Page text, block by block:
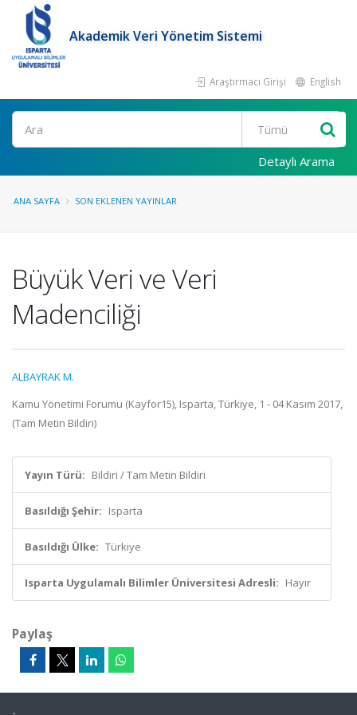
Akademik Veri Yönetim Sistemi
Araştırmacı Girişi English
Ara
Detaylı Arama
ANA SAYFA SON EKLENEN YAYINLAR
Büyük Veri ve Veri
Madenciliği
ALBAYRAK M.
Kamu Yönetimi Forumu (Kayfor15), Isparta, Türkiye, 1 - 04 Kasım 2017,
(Tam Metin Bildiri)
Yayın Türü: Bildiri / Tam Metin Bildiri
Basıldığı Şehir: Isparta
Basıldığı Ülke: Türkiye
Isparta Uygulamalı Bilimler Üniversitesi Adresli: Hayır
Paylaş